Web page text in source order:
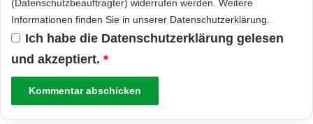
(Datenschutzbeauftragter) widerrufen werden. Weitere
Informationen finden Sie in unserer Datenschutzerklärung
Ich habe die Datenschutzerklärung gelesen
und akzeptiert. *